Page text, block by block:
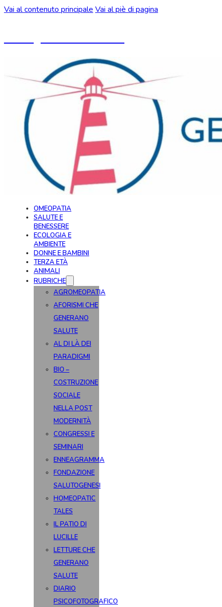
Vai al contenuto principale Vai al piè di pagina
OMEOPATIA
SALUTE E
BENESSERE
ECOLOGIA E
AMBIENTE
DONNE E BAMBINI
TERZA ETÀ
ANIMALI
RUBRICHE
AGROMEOPATIA
AFORISMI CHE
GENERANO
SALUTE
AL DI LÀ DEI
PARADIGMI
BIO –
COSTRUZIONE
SOCIALE
NELLA POST
MODERNITÀ
CONGRESSI E
SEMINARI
ENNEAGRAMMA
FONDAZIONE
SALUTOGENESI
HOMEOPATIC
TALES
IL PATIO DI
LUCILLE
LETTURE CHE
GENERANO
SALUTE
DIARIO
PSICOFOTOGRAFICO